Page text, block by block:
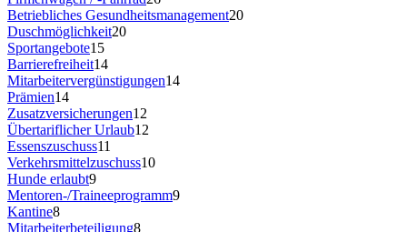
Betriebliches Gesundheitsmanagement20
Duschmöglichkeit20
Sportangebote15
Barrierefreiheit14
Mitarbeitervergünstigungen14
Prämien14
Zusatzversicherungen12
Übertariflicher Urlaub12
Essenszuschuss11
Verkehrsmittelzuschuss10
Hunde erlaubt9
Mentoren-/Traineeprogramm9
Kantine8
Mitarbeiterbeteiligung8